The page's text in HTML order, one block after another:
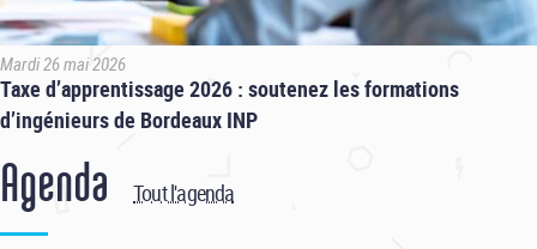
Mardi 26 mai 2026
Taxe d’apprentissage 2026 : soutenez les formations
d’ingénieurs de Bordeaux INP
Agenda Tout l'agenda